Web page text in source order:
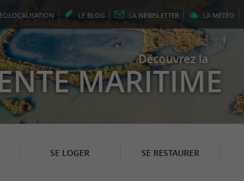
LOCALISATION LE BLOG LA NEWSLETTER LA MÉTÉO
Découvrez la
MARITIME
SE LOGER SE RESTAURER